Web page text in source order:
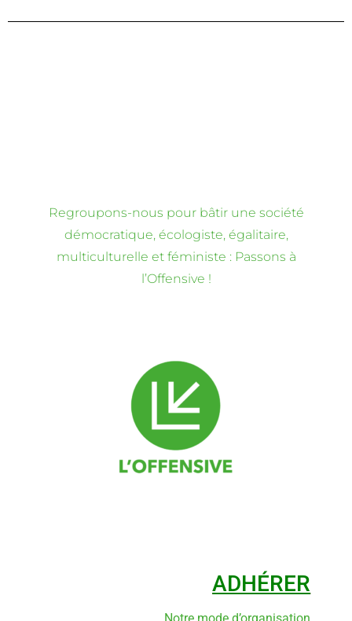
Regroupons-nous pour bâtir une société
démocratique, écologiste, égalitaire,
multiculturelle et féministe : Passons à
l’Offensive !
ADHÉRER